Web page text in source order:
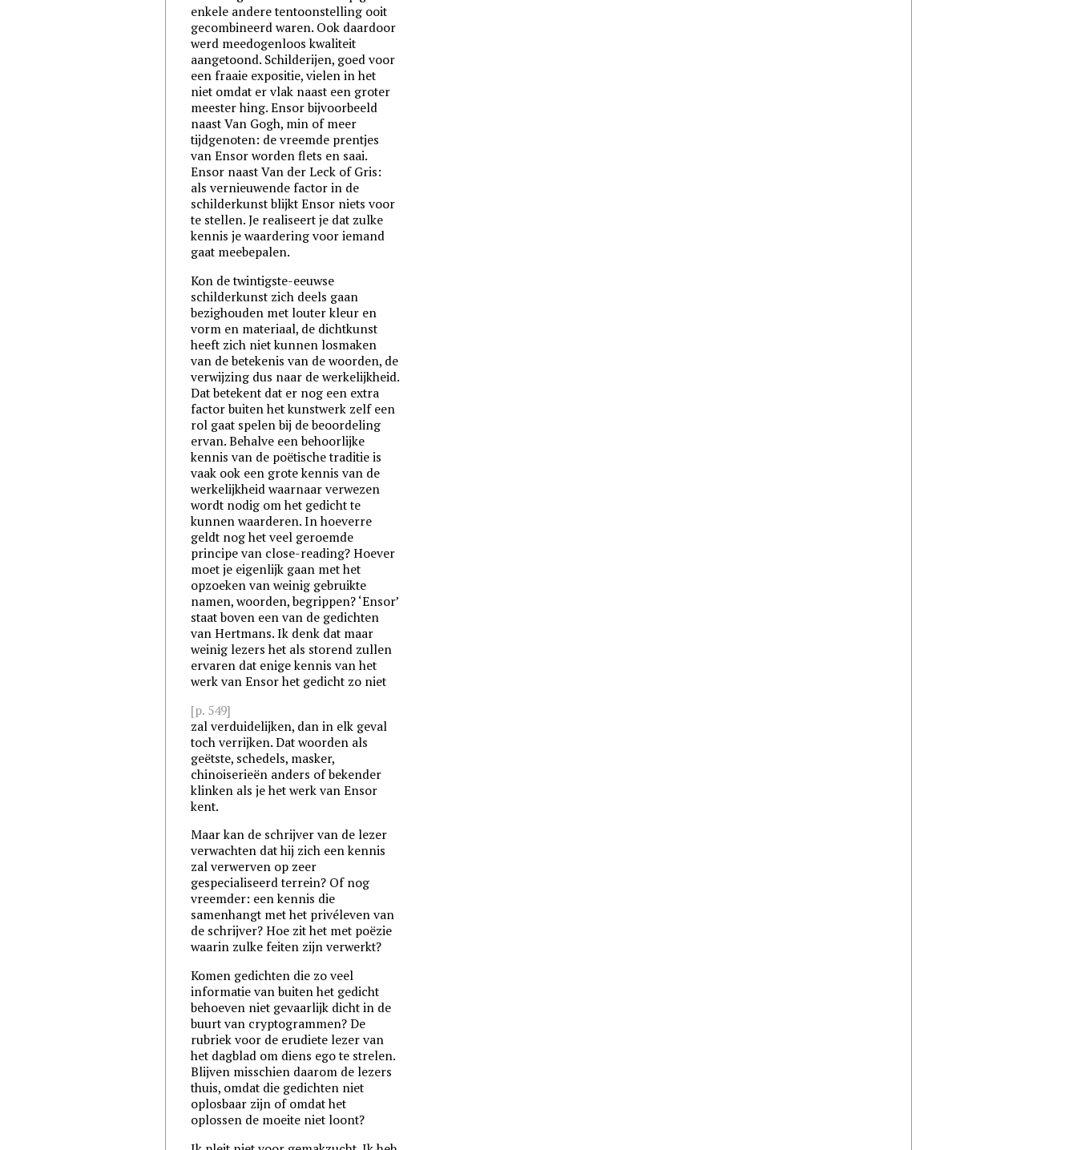
enkele andere tentoonstelling ooit
gecombineerd waren. Ook daardoor
werd meedogenloos kwaliteit
aangetoond. Schilderijen, goed voor
een fraaie expositie, vielen in het
niet omdat er vlak naast een groter
meester hing. Ensor bijvoorbeeld
naast Van Gogh, min of meer
tijdgenoten: de vreemde prentjes
van Ensor worden flets en saai.
Ensor naast Van der Leck of Gris:
als vernieuwende factor in de
schilderkunst blijkt Ensor niets voor
te stellen. Je realiseert je dat zulke
kennis je waardering voor iemand
gaat meebepalen.
Kon de twintigste-eeuwse
schilderkunst zich deels gaan
bezighouden met louter kleur en
vorm en materiaal, de dichtkunst
heeft zich niet kunnen losmaken
van de betekenis van de woorden, de
verwijzing dus naar de werkelijkheid.
Dat betekent dat er nog een extra
factor buiten het kunstwerk zelf een
rol gaat spelen bij de beoordeling
ervan. Behalve een behoorlijke
kennis van de poëtische traditie is
vaak ook een grote kennis van de
werkelijkheid waarnaar verwezen
wordt nodig om het gedicht te
kunnen waarderen. In hoeverre
geldt nog het veel geroemde
principe van close-reading? Hoever
moet je eigenlijk gaan met het
opzoeken van weinig gebruikte
namen, woorden, begrippen? ‘Ensor’
staat boven een van de gedichten
van Hertmans. Ik denk dat maar
weinig lezers het als storend zullen
ervaren dat enige kennis van het
werk van Ensor het gedicht zo niet
[p. 549]
zal verduidelijken, dan in elk geval
toch verrijken. Dat woorden als
geëtste, schedels, masker,
chinoiserieën anders of bekender
klinken als je het werk van Ensor
kent.
Maar kan de schrijver van de lezer
verwachten dat hij zich een kennis
zal verwerven op zeer
gespecialiseerd terrein? Of nog
vreemder: een kennis die
samenhangt met het privéleven van
de schrijver? Hoe zit het met poëzie
waarin zulke feiten zijn verwerkt?
Komen gedichten die zo veel
informatie van buiten het gedicht
behoeven niet gevaarlijk dicht in de
buurt van cryptogrammen? De
rubriek voor de erudiete lezer van
het dagblad om diens ego te strelen.
Blijven misschien daarom de lezers
thuis, omdat die gedichten niet
oplosbaar zijn of omdat het
oplossen de moeite niet loont?